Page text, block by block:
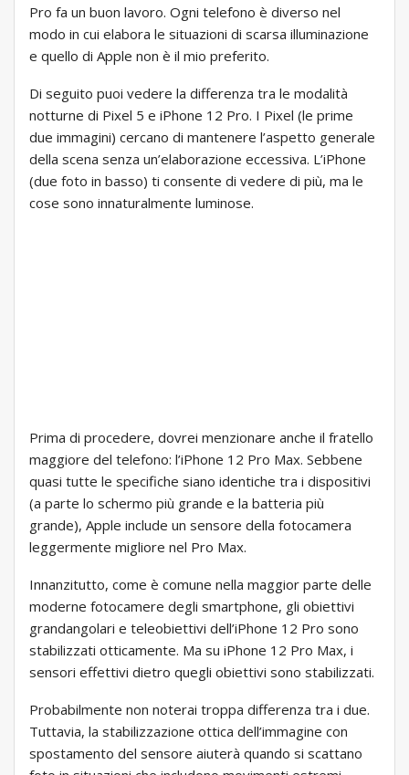
Pro fa un buon lavoro. Ogni telefono è diverso nel
modo in cui elabora le situazioni di scarsa illuminazione
e quello di Apple non è il mio preferito.
Di seguito puoi vedere la differenza tra le modalità
notturne di Pixel 5 e iPhone 12 Pro. I Pixel (le prime
due immagini) cercano di mantenere l’aspetto generale
della scena senza un’elaborazione eccessiva. L’iPhone
(due foto in basso) ti consente di vedere di più, ma le
cose sono innaturalmente luminose.
Prima di procedere, dovrei menzionare anche il fratello
maggiore del telefono: l’iPhone 12 Pro Max. Sebbene
quasi tutte le specifiche siano identiche tra i dispositivi
(a parte lo schermo più grande e la batteria più
grande), Apple include un sensore della fotocamera
leggermente migliore nel Pro Max.
Innanzitutto, come è comune nella maggior parte delle
moderne fotocamere degli smartphone, gli obiettivi
grandangolari e teleobiettivi dell’iPhone 12 Pro sono
stabilizzati otticamente. Ma su iPhone 12 Pro Max, i
sensori effettivi dietro quegli obiettivi sono stabilizzati.
Probabilmente non noterai troppa differenza tra i due.
Tuttavia, la stabilizzazione ottica dell’immagine con
spostamento del sensore aiuterà quando si scattano